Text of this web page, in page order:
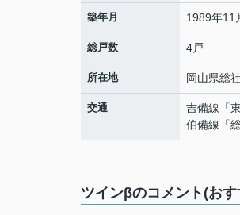
築年月 1989年11
総戸数 4戸
所在地 岡山県総
交通 吉備線 「
伯備線 「
ツインβのコメント(お